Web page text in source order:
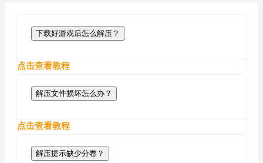
下载好游戏后怎么解压？
点击查看教程
解压文件损坏怎么办？
点击查看教程
解压提示缺少分卷？